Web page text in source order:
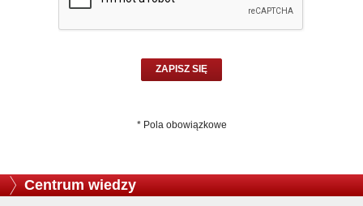
* Pola obowiązkowe
Centrum wiedzy